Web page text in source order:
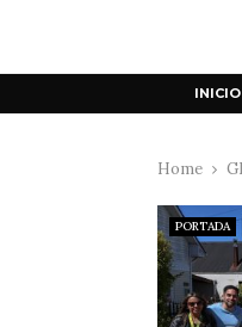
INICIO
Home
PORTADA